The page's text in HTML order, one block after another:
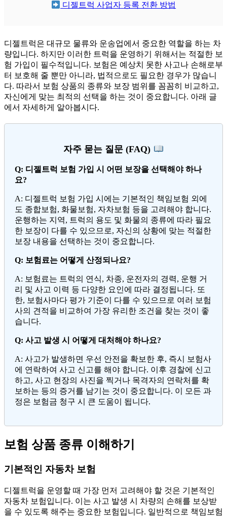
디젤트럭 사업자 등록 전환 방법
디젤트럭은 대규모 물류와 운송업에서 중요한 역할을 하는 차
량입니다. 하지만 이러한 트럭을 운영하기 위해서는 적절한 보
험 가입이 필수적입니다. 보험은 예상치 못한 사고나 손해로부
터 보호해 줄 뿐만 아니라, 법적으로도 필요한 경우가 많습니
다. 따라서 보험 상품의 종류와 보장 범위를 꼼꼼히 비교하고,
자신에게 맞는 최적의 선택을 하는 것이 중요합니다. 아래 글
에서 자세하게 알아봅시다.
자주 묻는 질문 (FAQ)
Q: 디젤트럭 보험 가입 시 어떤 보장을 선택해야 하나
요?
A: 디젤트럭 보험 가입 시에는 기본적인 책임보험 외에
도 종합보험, 화물보험, 자차보험 등을 고려해야 합니다.
운행하는 지역, 트럭의 용도 및 화물의 종류에 따라 필요
한 보장이 다를 수 있으므로, 자신의 상황에 맞는 적절한
보장 내용을 선택하는 것이 중요합니다.
Q: 보험료는 어떻게 산정되나요?
A: 보험료는 트럭의 연식, 차종, 운전자의 경력, 운행 거
리 및 사고 이력 등 다양한 요인에 따라 결정됩니다. 또
한, 보험사마다 평가 기준이 다를 수 있으므로 여러 보험
사의 견적을 비교하여 가장 유리한 조건을 찾는 것이 좋
습니다.
Q: 사고 발생 시 어떻게 대처해야 하나요?
A: 사고가 발생하면 우선 안전을 확보한 후, 즉시 보험사
에 연락하여 사고 신고를 해야 합니다. 이후 경찰에 신고
하고, 사고 현장의 사진을 찍거나 목격자의 연락처를 확
보하는 등의 증거를 남기는 것이 중요합니다. 이 모든 과
정은 보험금 청구 시 큰 도움이 됩니다.
보험 상품 종류 이해하기
기본적인 자동차 보험
디젤트럭을 운영할 때 가장 먼저 고려해야 할 것은 기본적인
자동차 보험입니다. 이는 사고 발생 시 차량의 손해를 보상받
을 수 있도록 해주는 중요한 보험입니다. 일반적으로 책임보험